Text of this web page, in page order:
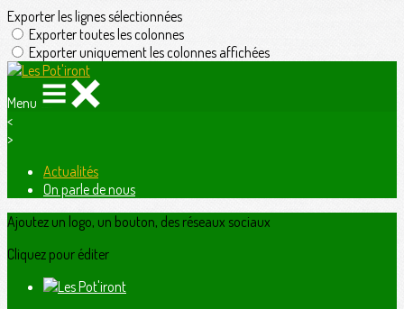
Exporter les lignes sélectionnées
Exporter toutes les colonnes
Exporter uniquement les colonnes affichées
Menu
<
>
Actualités
On parle de nous
Ajoutez un logo, un bouton, des réseaux sociaux
Cliquez pour éditer